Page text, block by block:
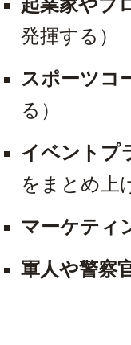
起業家やプ
発揮する）
スポーツコ
る）
イベントプ
をまとめ上
マーケティ
軍人や警察